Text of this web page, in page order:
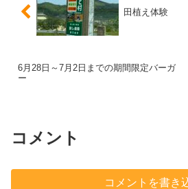
田植え体験
6月28日～7月2日までの期間限定バーガ
ー
コメント
コメントを書き